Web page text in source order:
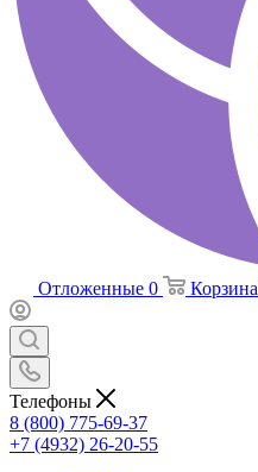
Отложенные 0 Корзина
Телефоны
8 (800) 775-69-37
+7 (4932) 26-20-55